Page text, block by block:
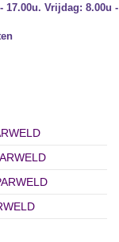
17.00u. Vrijdag: 8.00u -